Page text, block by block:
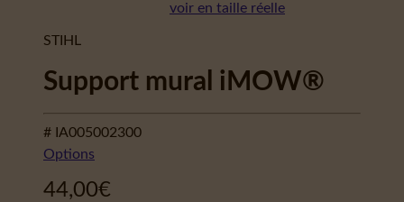
voir en taille réelle
STIHL
Support mural iMOW®
# IA005002300
Options
44,00€